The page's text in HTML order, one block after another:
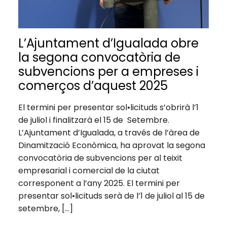
L’Ajuntament d’Igualada obre
la segona convocatòria de
subvencions per a empreses i
comerços d’aquest 2025
El termini per presentar sol•licituds s’obrirà l’1
de juliol i finalitzarà el 15 de Setembre.
L’Ajuntament d’Igualada, a través de l’àrea de
Dinamització Econòmica, ha aprovat la segona
convocatòria de subvencions per al teixit
empresarial i comercial de la ciutat
corresponent a l’any 2025. El termini per
presentar sol•licituds serà de l’1 de juliol al 15 de
setembre, […]